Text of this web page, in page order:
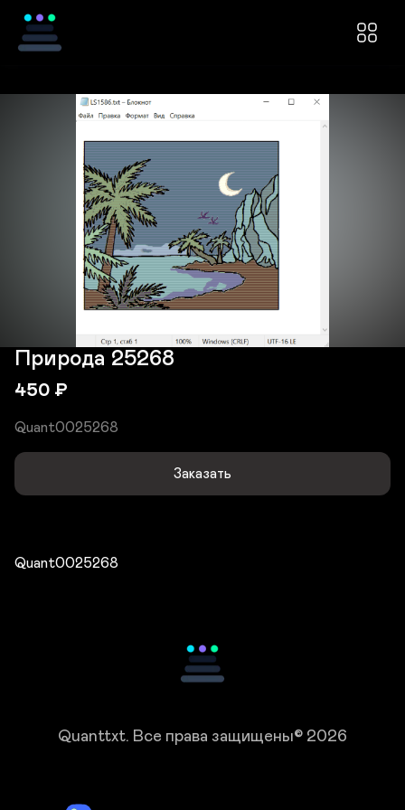
Природа 25268
450 ₽
Quant0025268
Заказать
Quant0025268
Quanttxt. Все права защищены© 2026